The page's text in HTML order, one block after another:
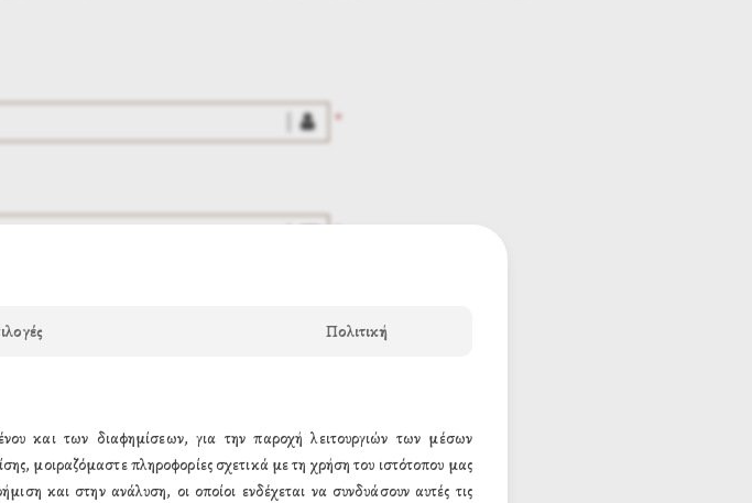
*
Πολιτική
και των διαφημίσεων, για την παροχή λειτουργιών των μέσων
μοιραζόμαστε πληροφορίες σχετικά με τη χρήση του ιστότοπου μας
και στην ανάλυση, οι οποίοι ενδέχεται να συνδυάσουν αυτές τις